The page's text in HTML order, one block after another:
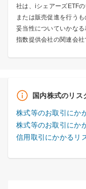
社は、iシェアーズETF
または販売促進を行う
妥当性についていかな
指数提供会社の関連会社
国内株式のリス
株式等のお取引にか
株式等のお取引にか
信用取引にかかるリ